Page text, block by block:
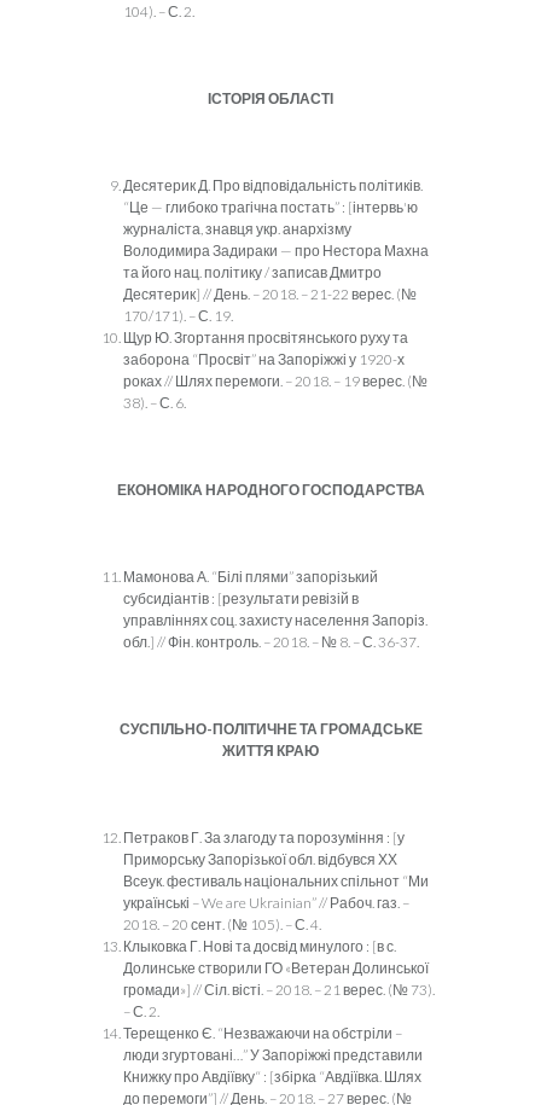
104). – С. 2.
ІСТОРІЯ ОБЛАСТІ
Десятерик Д. Про відповідальність політиків.
“Це — глибоко трагічна постать” : [інтервь'ю
журналіста, знавця укр. анархізму
Володимира Задираки — про Нестора Махна
та його нац. політику / записав Дмитро
Десятерик] // День. – 2018. – 21-22 верес. (№
170/171). – С. 19.
Щур Ю. Згортання просвітянського руху та
заборона “Просвіт” на Запоріжжі у 1920-х
роках // Шлях перемоги. – 2018. – 19 верес. (№
38). – С. 6.
ЕКОНОМІКА НАРОДНОГО ГОСПОДАРСТВА
Мамонова А. “Білі плями” запорізький
субсидіантів : [результати ревізій в
управліннях соц. захисту населення Запоріз.
обл.] // Фін. контроль. – 2018. – № 8. – С. 36-37.
СУСПІЛЬНО-ПОЛІТИЧНЕ ТА ГРОМАДСЬКЕ
ЖИТТЯ КРАЮ
Петраков Г. За злагоду та порозуміння : [у
Приморську Запорізької обл. відбувся ХХ
Всеук. фестиваль національних спільнот “Ми
українські – We are Ukrainian” // Рабоч. газ. –
2018. – 20 сент. (№ 105). – С. 4.
Клыковка Г. Нові та досвід минулого : [в с.
Долинське створили ГО «Ветеран Долинської
громади»] // Сіл. вісті. – 2018. – 21 верес. (№ 73).
– С. 2.
Терещенко Є. “Незважаючи на обстріли –
люди згуртовані…” У Запоріжжі представили
Книжку про Авдіївку“ : [збірка “Авдіївка. Шлях
до перемоги”] // День. – 2018. – 27 верес. (№